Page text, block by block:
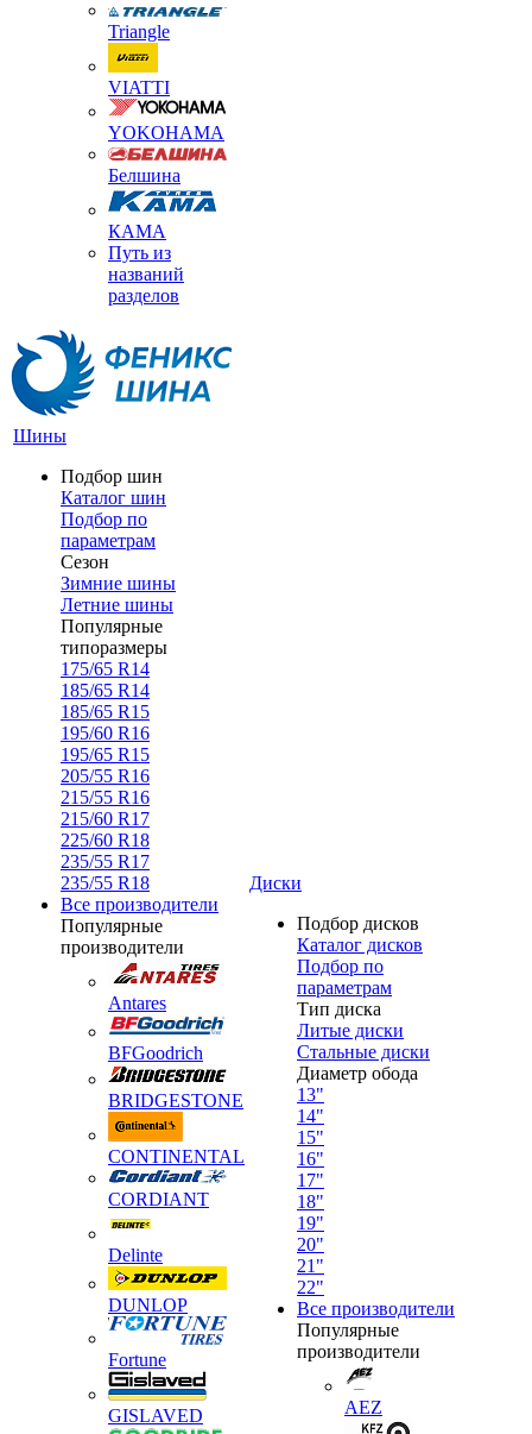
Triangle
VIATTI
YOKOHAMA
Белшина
КАМА
Путь из
названий
разделов
Шины
Подбор шин
Каталог шин
Подбор по
параметрам
Сезон
Зимние шины
Летние шины
Популярные
типоразмеры
175/65 R14
185/65 R14
185/65 R15
195/60 R16
195/65 R15
205/55 R16
215/55 R16
215/60 R17
225/60 R18
235/55 R17
235/55 R18
Все производители
Популярные
производители
Antares
BFGoodrich
BRIDGESTONE
CONTINENTAL
CORDIANT
Delinte
DUNLOP
Fortune
GISLAVED
Диски
Подбор дисков
Каталог дисков
Подбор по
параметрам
Тип диска
Литые диски
Стальные диски
Диаметр обода
13"
14"
15"
16"
17"
18"
19"
20"
21"
22"
Все производители
Популярные
производители
AEZ